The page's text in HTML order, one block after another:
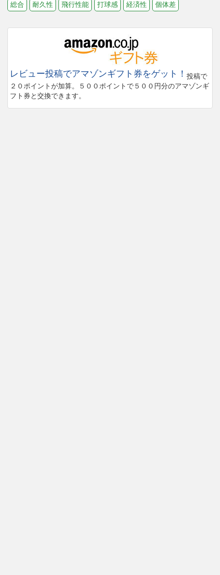
総合
耐久性 飛行性能 打球感 経済性 個体差
レビュー投稿でアマゾンギフト券をゲット！ 投稿で
２０ポイントが加算。５００ポイントで５００円分のアマゾンギ
フト券と交換できます。